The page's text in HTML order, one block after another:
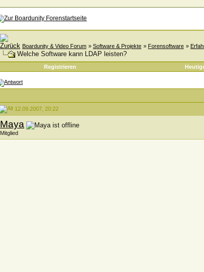
Boardunity & Video Forum » Software & Projekte » Forensoftware »
Welche Software kann LDAP leisten?
Registrieren
12.09.2007, 20:22
Maya
Mitglied